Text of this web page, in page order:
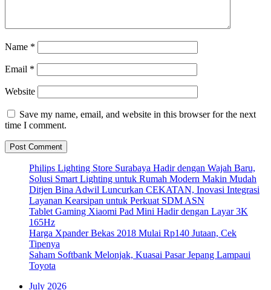
Name *
Email *
Website
Save my name, email, and website in this browser for the next
time I comment.
Philips Lighting Store Surabaya Hadir dengan Wajah Baru,
Solusi Smart Lighting untuk Rumah Modern Makin Mudah
Ditjen Bina Adwil Luncurkan CEKATAN, Inovasi Integrasi
Layanan Kearsipan untuk Perkuat SDM ASN
Tablet Gaming Xiaomi Pad Mini Hadir dengan Layar 3K
165Hz
Harga Xpander Bekas 2018 Mulai Rp140 Jutaan, Cek
Tipenya
Saham Softbank Melonjak, Kuasai Pasar Jepang Lampaui
Toyota
July 2026